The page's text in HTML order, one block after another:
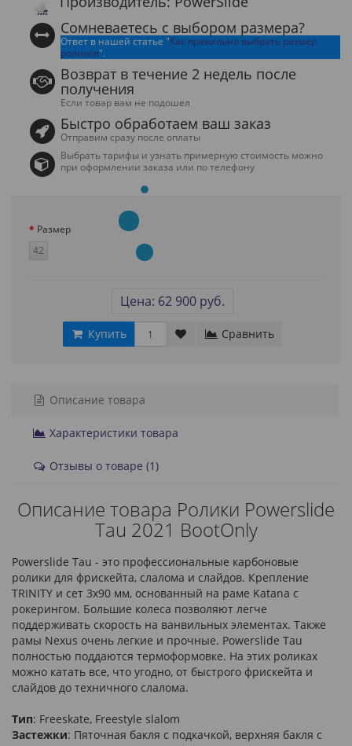
Сомневаетесь с выбором размера?
Ответ в нашей статье "Как правильно выбрать размер
роликов".
Возврат в течение 2 недель после
получения
Если товар вам не подошел
Быстро обработаем ваш заказ
Отправим сразу после оплаты
Выбрать тарифы и узнать примерную стоимость можно
при оформлении заказа или по телефону
Размер
42
Цена: 62 900 руб.
Купить Сравнить
Описание товара
Характеристики товара
Отзывы о товаре (1)
Описание товара Ролики Powerslide
Tau 2021 BootOnly
Powerslide Tau - это профессиональные карбоновые
ролики для фрискейта, слалома и слайдов. Крепление
TRINITY и сет 3x90 мм, основанный на раме Katana с
рокерингом. Большие колеса позволяют легче
поддерживать скорость на ванвильных элементах. Также
рамы Nexus очень легкие и прочные. Powerslide Tau
полностью поддаются термоформовке. На этих роликах
можно катать все, что угодно, от быстрого фрискейта и
слайдов до техничного слалома.
Тип: Freeskate, Freestyle slalom
Застежки: Пяточная бакля с подкачкой, верхняя бакля с